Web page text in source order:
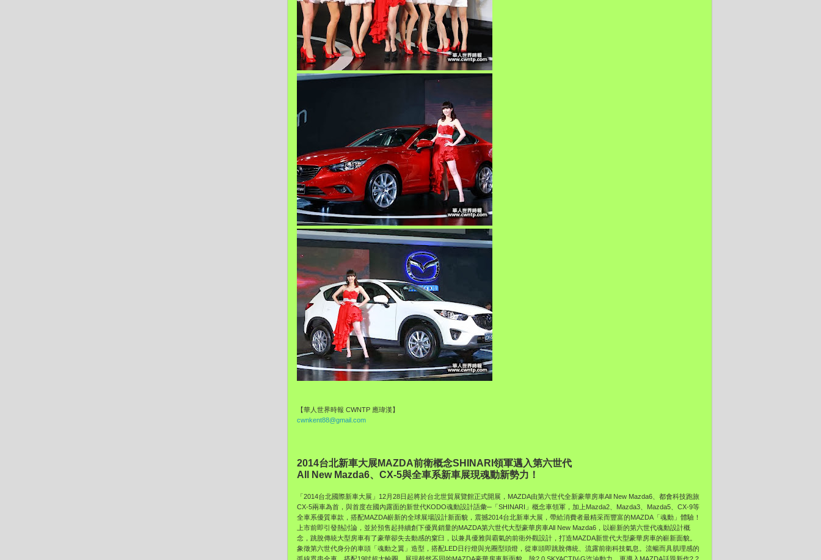
【華人世界時報 CWNTP 應瑋漢】
cwnkent88@gmail.com
2014台北新車大展MAZDA前衛概念SHINARI領軍邁入第六世代
All New Mazda6、CX-5與全車系新車展現魂動新勢力！
「2014台北國際新車大展」12月28日起將於台北世貿展覽館正式開展，MAZDA由第六世代全新豪華房車All New Mazda6、都會科技跑旅
CX-5兩車為首，與首度在國內露面的新世代KODO魂動設計語彙─「SHINARI」概念車領軍，加上Mazda2、Mazda3、Mazda5、CX-9等
全車系優質車款，搭配MAZDA嶄新的全球展場設計新面貌，震撼2014台北新車大展，帶給消費者最精采而豐富的MAZDA「魂動」體驗！
上市前即引發熱討論，並於預售起持續創下優異銷量的MAZDA第六世代大型豪華房車All New Mazda6，以嶄新的第六世代魂動設計概
念，跳脫傳統大型房車有了豪華卻失去動感的窠臼，以兼具優雅與霸氣的前衛外觀設計，打造MAZDA新世代大型豪華房車的嶄新面貌。
象徵第六世代身分的車頭「魂動之翼」造型，搭配LED日行燈與光圈型頭燈，從車頭即跳脫傳統、流露前衛科技氣息。流暢而具肌理感的